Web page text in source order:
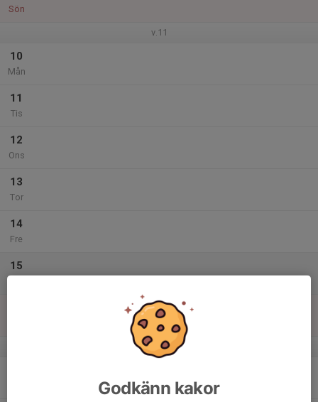
Sön
v.11
10
Mån
11
Tis
12
Ons
13
Tor
14
Fre
15
v.12
Godkänn kakor